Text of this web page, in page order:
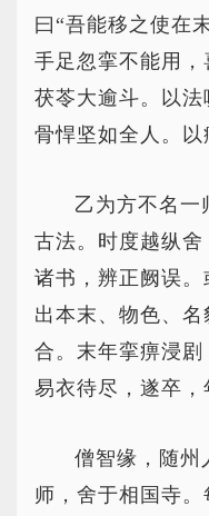
曰“吾能移之使在
手足忽挛不能用
茯苓大逾斗。以
骨悍坚如全人。以
乙为方不名一
古法。时度越纵舍
诸书，辨正阙误
出本末、物色、
合。末年挛痹浸剧
易衣待尽，遂卒，
僧智缘，随州
师，舍于相国寺。